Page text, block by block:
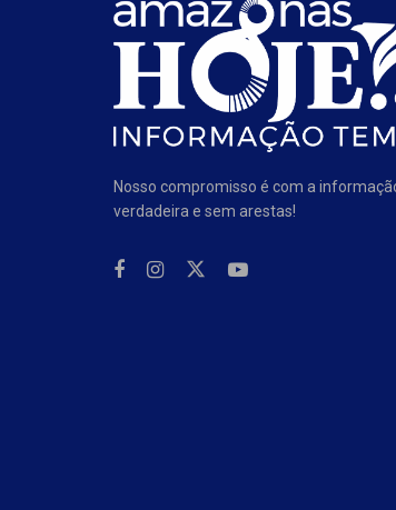
Nosso compromisso é com a
verdadeira e sem arestas!